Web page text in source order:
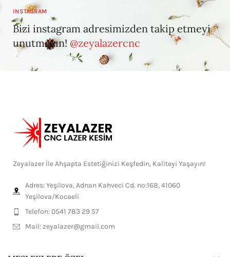
INSTAGRAM
Bizi instagram adresimizden takip etmeyi
unutmayın! @zeyalazercnc
Zeyalazer İle Ahşapta Estetiğinizi Keşfedin, Kaliteyi Yaşayın!
Adres: Yeşilova, Adnan Kahveci Cd. no:16B, 41060
Yeşilova/Kocaeli
Telefon: 0541 783 29 57
Mail:zeyalazer@gmail.com